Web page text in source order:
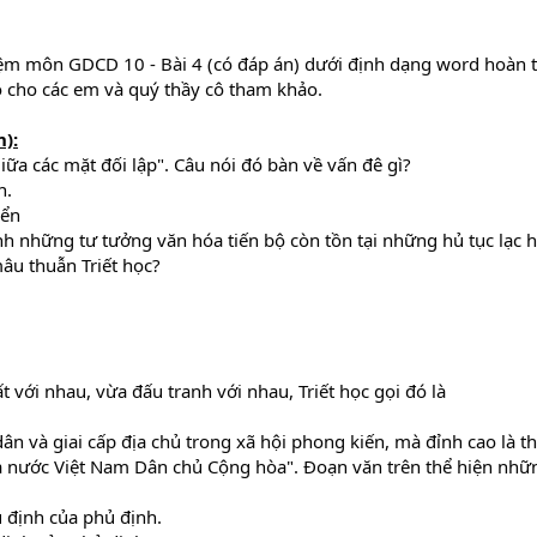
môn GDCD 10 - Bài 4 (có đáp án) dưới định dạng word hoàn
các em và quý thầy cô tham khảo.
các mặt đối lập". Câu nói đó bàn về vấn đê gì?
những tư tưởng văn hóa tiến bộ còn tồn tại những hủ tục lạc
thuẫn Triết học?
nhau, vừa đấu tranh với nhau, Triết học gọi đó là
và giai cấp địa chủ trong xã hội phong kiến, mà đỉnh cao là
Việt Nam Dân chủ Cộng hòa". Đoạn văn trên thể hiện
của phủ định.